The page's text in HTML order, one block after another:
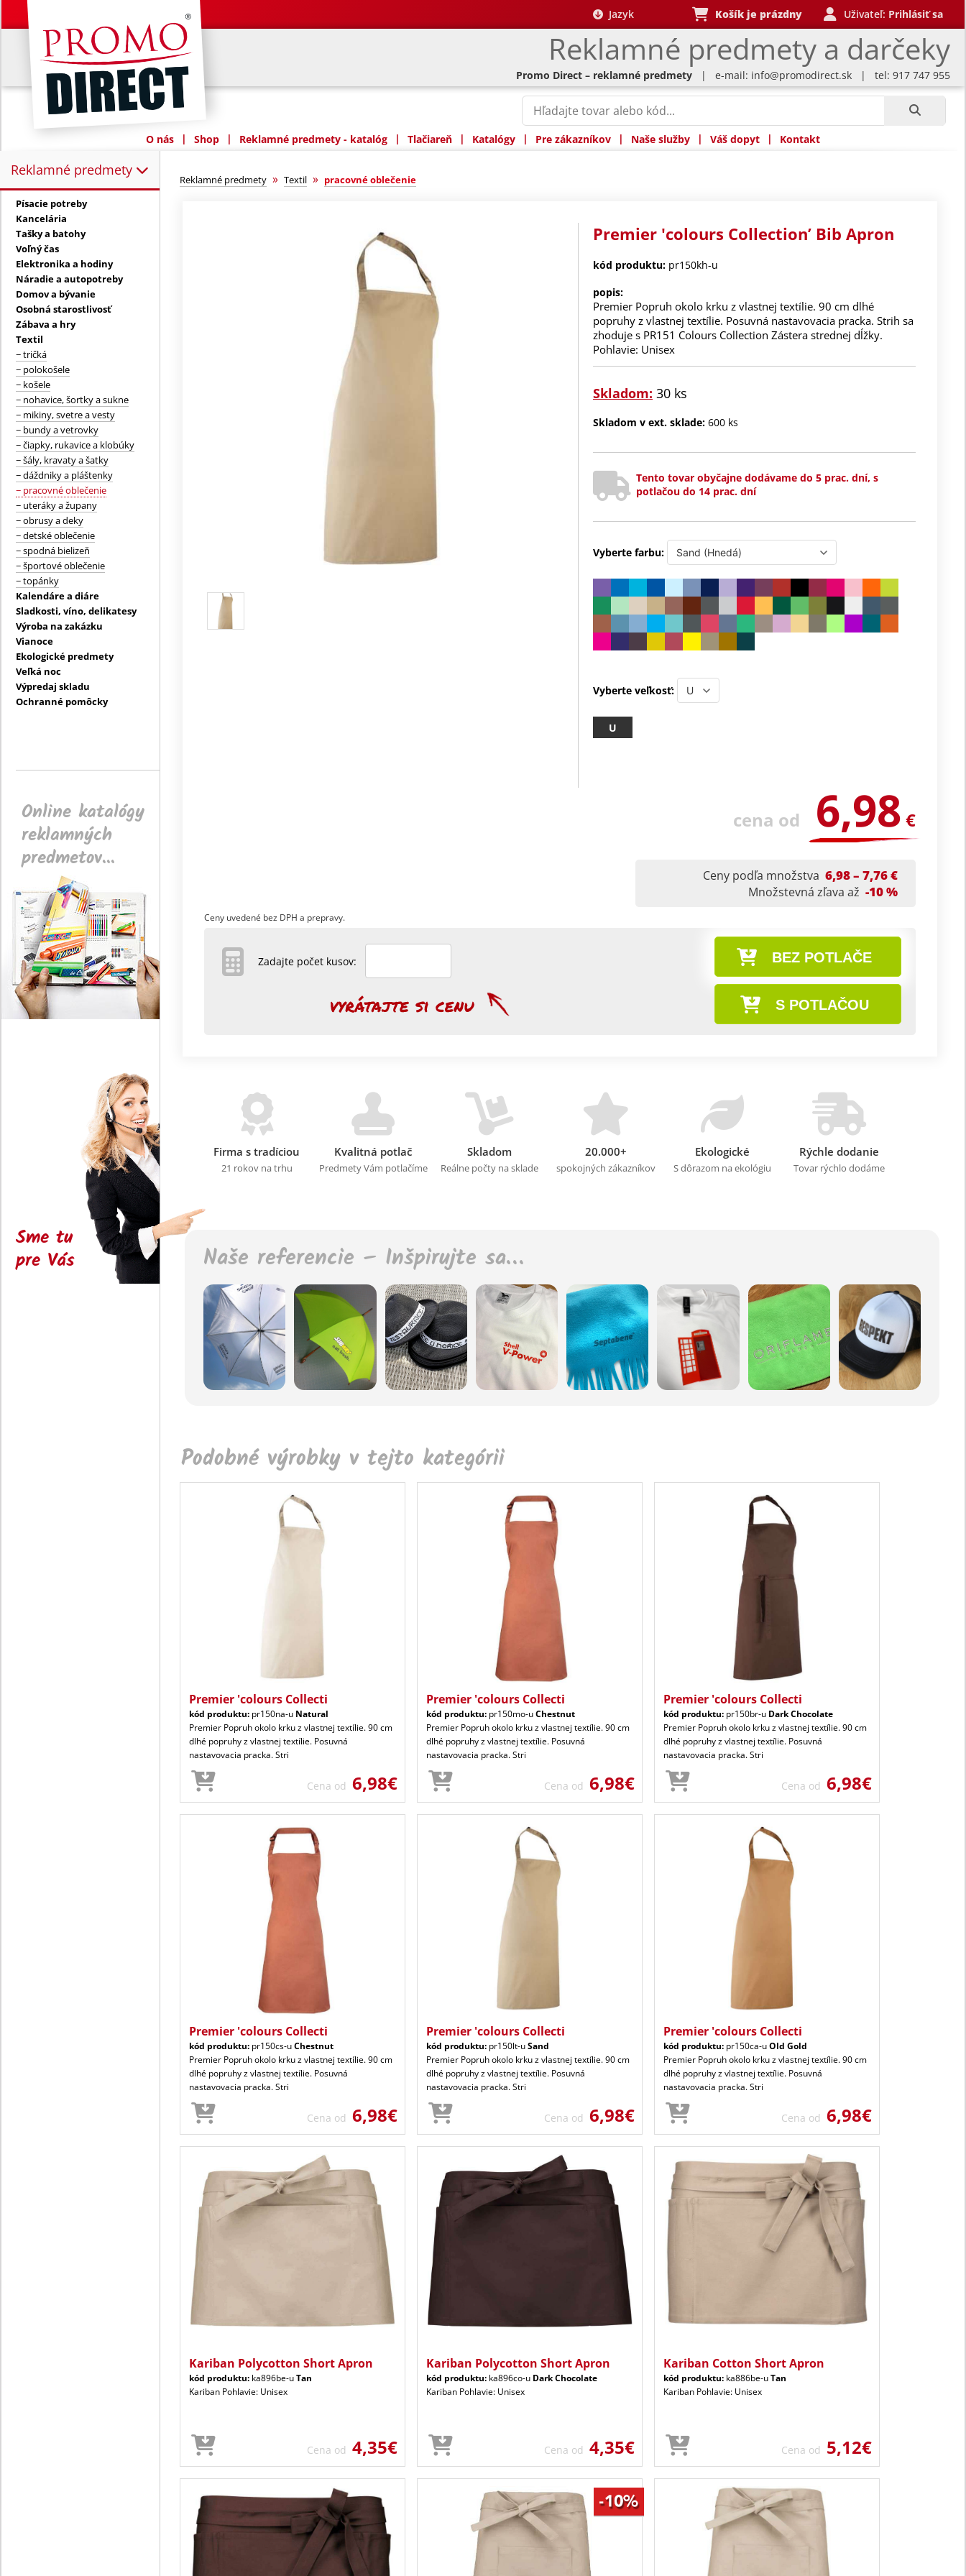
Reklamné predmety a darčeky
Jazyk Košík je prázdny Uživateľ: Prihlásiť sa
Promo Direct – reklamné predmety | e-mail: info@promodirect.sk | tel: 917 747 955
O nás | Shop | Reklamné predmety - katalóg | Tlačiareň | Katalógy | Pre zákazníkov | Naše služby | Váš dopyt | Kontakt
Reklamné predmety
Reklamné predmety:
Písacie potreby
Kancelária
Tašky a batohy
Voľný čas
Elektronika a hodiny
Náradie a autopotreby
Domov a bývanie
Osobná starostlivosť
Zábava a hry
Textil
− tričká
− polokošele
− košele
− nohavice, šortky a sukne
− mikiny, svetre a vesty
− bundy a vetrovky
− čiapky, rukavice a klobúky
− šály, kravaty a šatky
− dáždniky a pláštenky
− pracovné oblečenie
− uteráky a župany
− obrusy a deky
− detské oblečenie
− spodná bielizeň
− športové oblečenie
− topánky
Kalendáre a diáre
Sladkosti, víno, delikatesy
Výroba na zakázku
Vianoce
Ekologické predmety
Veľká noc
Výpredaj skladu
Ochranné pomôcky
Online katalógy
reklamných
predmetov...
Sme tu
pre Vás
Reklamné predmety » Textil » pracovné oblečenie
Premier 'colours Collection’ Bib Apron
kód produktu: pr150kh-u
popis:
Premier Popruh okolo krku z vlastnej textílie. 90 cm dlhé
popruhy z vlastnej textílie. Posuvná nastavovacia pracka. Strih sa
zhoduje s PR151 Colours Collection Zástera strednej dĺžky.
Pohlavie: Unisex
Skladom: 30 ks
Skladom v ext. sklade: 600 ks
Tento tovar obyčajne dodávame do 5 prac. dní, s
potlačou do 14 prac. dní
Vyberte farbu:
Vyberte veľkosť:
U
cena od 6,98 €
Ceny podľa množstva 6,98 – 7,76 €
Množstevná zľava až -10 %
Ceny uvedené bez DPH a prepravy.
BEZ POTLAČE
S POTLAČOU
Zadajte počet kusov:
Firma s tradíciou
21 rokov na trhu
Kvalitná potlač
Predmety Vám potlačíme
Skladom
Reálne počty na sklade
20.000+
spokojných zákazníkov
Ekologické
S dôrazom na ekológiu
Rýchle dodanie
Tovar rýchlo dodáme
Naše referencie – Inšpirujte sa…
Podobné výrobky v tejto kategórii
Premier 'colours Collecti
kód produktu: pr150na-u Natural
Premier Popruh okolo krku z vlastnej textílie. 90 cm
dlhé popruhy z vlastnej textílie. Posuvná
nastavovacia pracka. Stri
Cena od 6,98€
Premier 'colours Collecti
kód produktu: pr150mo-uChestnut
Premier Popruh okolo krku z vlastnej textílie. 90 cm
dlhé popruhy z vlastnej textílie. Posuvná
nastavovacia pracka. Stri
Cena od 6,98€
Premier 'colours Collecti
kód produktu: pr150br-u Dark Chocolate
Premier Popruh okolo krku z vlastnej textílie. 90 cm
dlhé popruhy z vlastnej textílie. Posuvná
nastavovacia pracka. Stri
Cena od 6,98€
Premier 'colours Collecti
kód produktu: pr150cs-uChestnut
Premier Popruh okolo krku z vlastnej textílie. 90 cm
dlhé popruhy z vlastnej textílie. Posuvná
nastavovacia pracka. Stri
Cena od 6,98€
Premier 'colours Collecti
kód produktu: pr150lt-uSand
Premier Popruh okolo krku z vlastnej textílie. 90 cm
dlhé popruhy z vlastnej textílie. Posuvná
nastavovacia pracka. Stri
Cena od 6,98€
Premier 'colours Collecti
kód produktu: pr150ca-uOld Gold
Premier Popruh okolo krku z vlastnej textílie. 90 cm
dlhé popruhy z vlastnej textílie. Posuvná
nastavovacia pracka. Stri
Cena od 6,98€
Kariban Polycotton Short Apron
kód produktu: ka896be-uTan
Kariban Pohlavie: Unisex
Cena od 4,35€
Kariban Polycotton Short Apron
kód produktu: ka896co-u Dark Chocolate
Kariban Pohlavie: Unisex
Cena od 4,35€
Kariban Cotton Short Apron
kód produktu: ka886be-uTan
Kariban Pohlavie: Unisex
Cena od 5,12€